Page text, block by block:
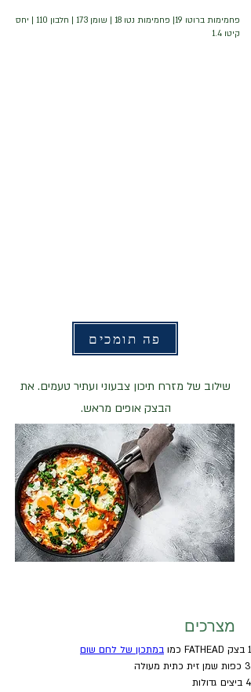
פחמימות ברוטו 19| פחמימות נטו 18 | שומן 173 | חלבון 110 | יחס
קיטו 1.4
פה תומכים
שילוב של מזרח תיכון צבעוני ועתיר טעמים. את
הבצק אופים מראש.
מצרכים
1 בצק FATHEAD כמו
במתכון של לחם שום
3 כפות שמן זית כתית מעולה
4 ביצים גדולות